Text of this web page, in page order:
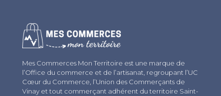
Mes Commerces Mon Territoire est une marque de
l’Office du commerce et de l’artisanat, regroupant l’UC
Cœur du Commerce, l’Union des Commerçants de
Vinay et tout commerçant adhérent du territoire Saint-